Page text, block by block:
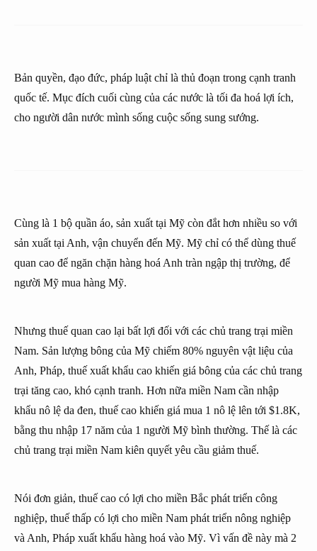
Bản quyền, đạo đức, pháp luật chỉ là thủ đoạn trong cạnh tranh
quốc tế. Mục đích cuối cùng của các nước là tối đa hoá lợi ích,
cho người dân nước mình sống cuộc sống sung sướng.
Cùng là 1 bộ quần áo, sản xuất tại Mỹ còn đắt hơn nhiều so với
sản xuất tại Anh, vận chuyển đến Mỹ. Mỹ chỉ có thể dùng thuế
quan cao để ngăn chặn hàng hoá Anh tràn ngập thị trường, để
người Mỹ mua hàng Mỹ.
Nhưng thuế quan cao lại bất lợi đối với các chủ trang trại miền
Nam. Sản lượng bông của Mỹ chiếm 80% nguyên vật liệu của
Anh, Pháp, thuế xuất khẩu cao khiến giá bông của các chủ trang
trại tăng cao, khó cạnh tranh. Hơn nữa miền Nam cần nhập
khẩu nô lệ da đen, thuế cao khiến giá mua 1 nô lệ lên tới $1.8K,
bằng thu nhập 17 năm của 1 người Mỹ bình thường. Thế là các
chủ trang trại miền Nam kiên quyết yêu cầu giảm thuế.
Nói đơn giản, thuế cao có lợi cho miền Bắc phát triển công
nghiệp, thuế thấp có lợi cho miền Nam phát triển nông nghiệp
và Anh, Pháp xuất khẩu hàng hoá vào Mỹ. Vì vấn đề này mà 2